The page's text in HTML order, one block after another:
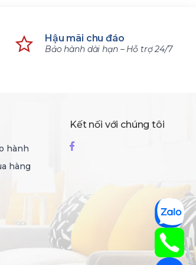
Hậu mãi chu đáo
Bảo hành dài hạn – Hỗ trợ 24/7
hành
hàng
Kết nối với chúng tôi